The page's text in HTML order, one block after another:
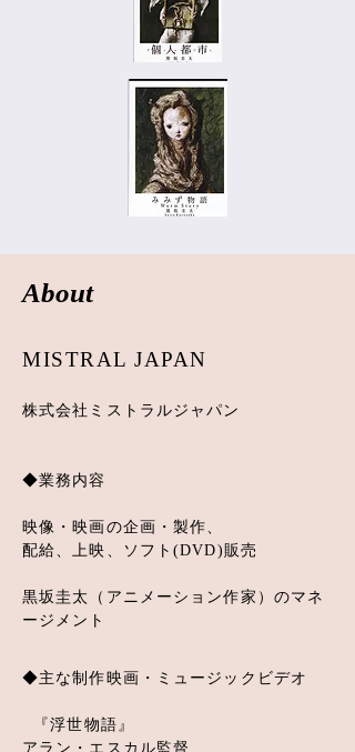
About
MISTRAL JAPAN
株式会社ミストラルジャパン
◆業務内容
映像・映画の企画・製作、
配給、上映、ソフト(DVD)販売
黒坂圭太（アニメーション作家）のマネ
ージメント
◆主な制作映画・ミュージックビデオ
『浮世物語』
アラン・エスカル監督